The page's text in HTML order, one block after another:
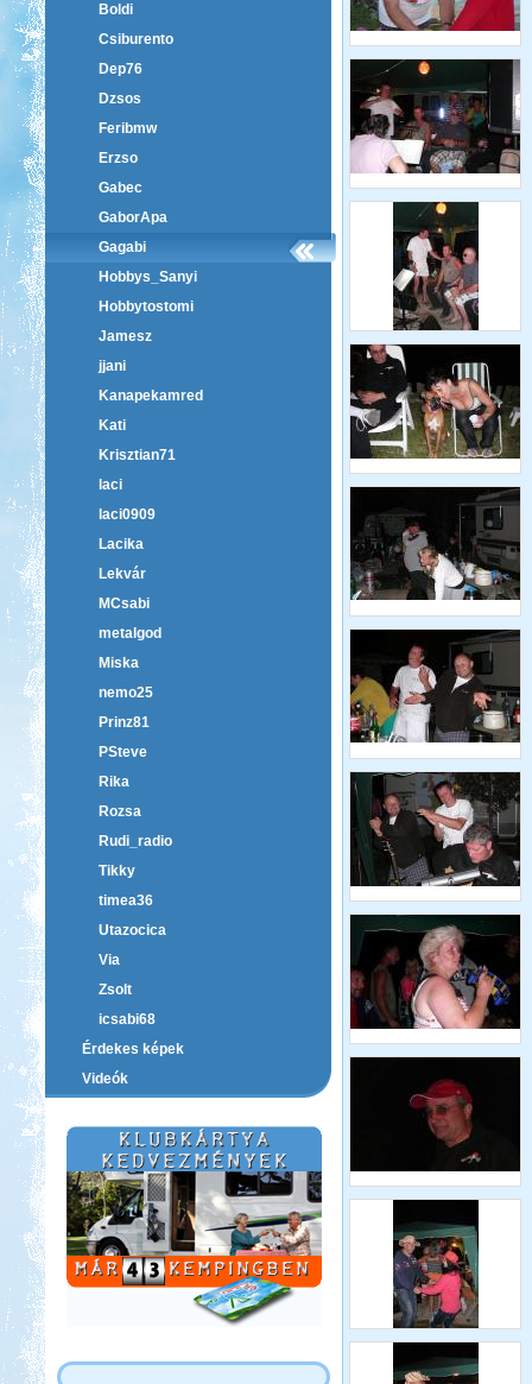
Boldi
Csiburento
Dep76
Dzsos
Feribmw
Erzso
Gabec
GaborApa
Gagabi
Hobbys_Sanyi
Hobbytostomi
Jamesz
jjani
Kanapekamred
Kati
Krisztian71
laci
laci0909
Lacika
Lekvár
MCsabi
metalgod
Miska
nemo25
Prinz81
PSteve
Rika
Rozsa
Rudi_radio
Tikky
timea36
Utazocica
Via
Zsolt
icsabi68
Érdekes képek
Videók